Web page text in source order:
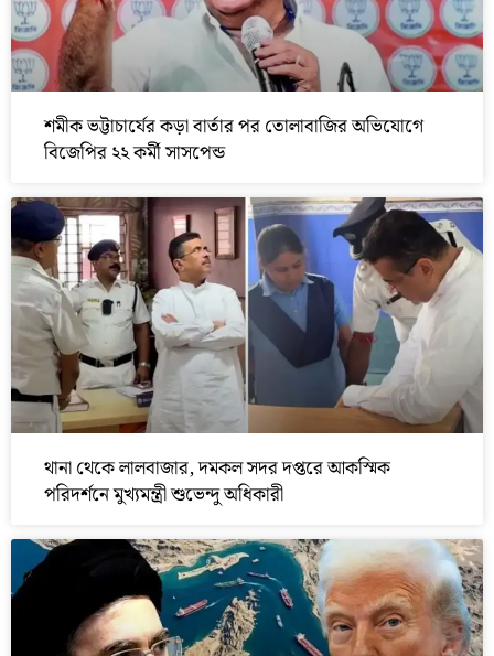
শমীক ভট্টাচার্যের কড়া বার্তার পর তোলাবাজির অভিযোগে
বিজেপির ২২ কর্মী সাসপেন্ড
থানা থেকে লালবাজার, দমকল সদর দপ্তরে আকস্মিক
পরিদর্শনে মুখ্যমন্ত্রী শুভেন্দু অধিকারী